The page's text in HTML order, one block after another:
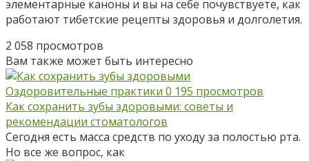
элементарные каноны и вы на себе почувствуете, как
работают тибетские рецепты здоровья и долголетия.
2 058 просмотров
Вам также может быть интересно
Оздоровительные практики 0 195 просмотров
Как сохранить зубы здоровыми: советы и
рекомендации стоматологов
Сегодня есть масса средств по уходу за полостью рта.
Но все же вопрос, как